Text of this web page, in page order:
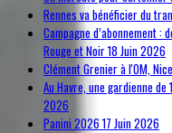
Rennes va bénéficier du
Campagne d’abonnement
Rouge et Noir18 Juin 2026
Clément Grenier à l'OM,
Au Havre, une gardienne
2026
Panini 2026 17 Juin 2026